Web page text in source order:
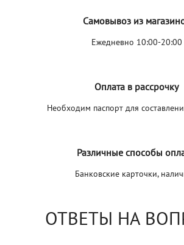
Самовывоз из
Ежедневно 10:00-20:00
Оплата в рассрочку
Необходим паспорт для
Различные способы
Банковские карточки,
ОТВЕТЫ НА